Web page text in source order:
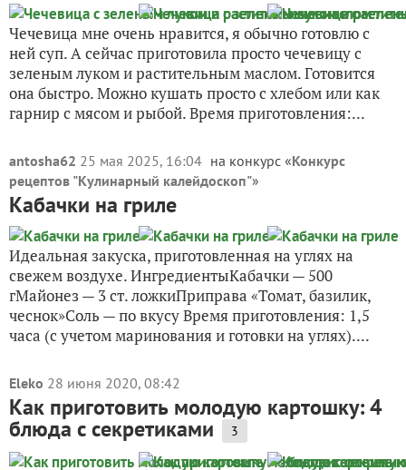
Чечевица мне очень нравится, я обычно готовлю с
ней суп. А сейчас приготовила просто чечевицу с
зеленым луком и растительным маслом. Готовится
она быстро. Можно кушать просто с хлебом или как
гарнир с мясом и рыбой. Время приготовления:...
antosha62 25 мая 2025, 16:04 на конкурс «Конкурс
рецептов "Кулинарный калейдоскоп"»
Кабачки на гриле
Идеальная закуска, приготовленная на углях на
свежем воздухе. ИнгредиентыКабачки — 500
гМайонез — 3 ст. ложкиПриправа «Томат, базилик,
чеснок»Соль — по вкусу Время приготовления: 1,5
часа (с учетом маринования и готовки на углях)....
Eleko 28 июня 2020, 08:42
Как приготовить молодую картошку: 4
блюда с секретиками 3